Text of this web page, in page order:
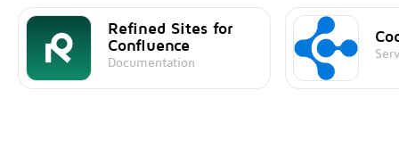
Refined Sites for
Confluence
Documentation